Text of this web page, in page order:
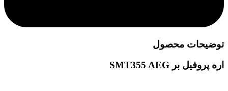
توضیحات محصول
اره پروفیل بر SMT355 AEG